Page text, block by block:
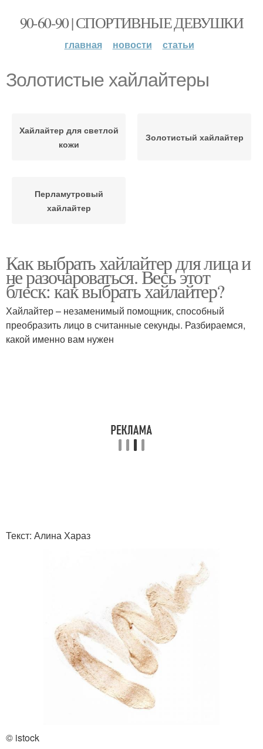
90-60-90 | СПОРТИВНЫЕ ДЕВУШКИ
главная новости статьи
Золотистые хайлайтеры
Хайлайтер для светлой
кожи
Золотистый хайлайтер
Перламутровый
хайлайтер
Как выбрать хайлайтер для лица и
не разочароваться. Весь этот
блеск: как выбрать хайлайтер?
Хайлайтер – незаменимый помощник, способный
преобразить лицо в считанные секунды. Разбираемся,
какой именно вам нужен
Текст: Алина Хараз
© istock